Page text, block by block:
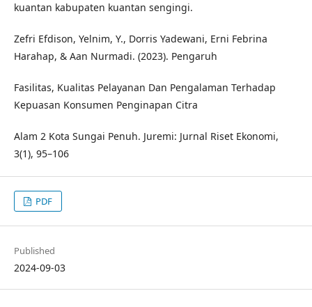
kuantan kabupaten kuantan sengingi.
Zefri Efdison, Yelnim, Y., Dorris Yadewani, Erni Febrina
Harahap, & Aan Nurmadi. (2023). Pengaruh
Fasilitas, Kualitas Pelayanan Dan Pengalaman Terhadap
Kepuasan Konsumen Penginapan Citra
Alam 2 Kota Sungai Penuh. Juremi: Jurnal Riset Ekonomi,
3(1), 95–106
PDF
Published
2024-09-03